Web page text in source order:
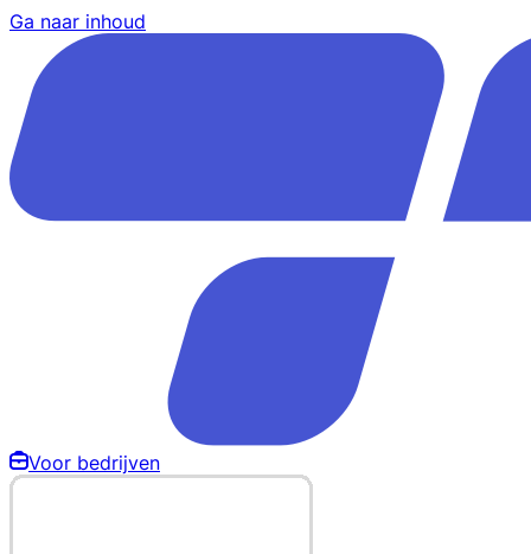
Ga naar inhoud
Voor bedrijven